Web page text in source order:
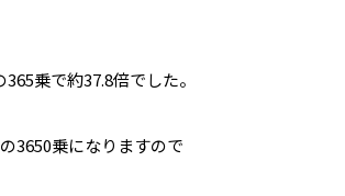
乗で約37.8倍でした。
3650乗になりますので